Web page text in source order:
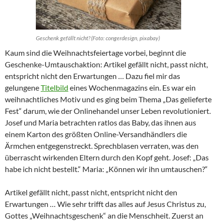
Geschenk gefällt nicht? (Foto: congerdesign, pixabay)
Kaum sind die Weihnachtsfeiertage vorbei, beginnt die
Geschenke-Umtauschaktion: Artikel gefällt nicht, passt nicht,
entspricht nicht den Erwartungen … Dazu fiel mir das
gelungeneTitelbild eines Wochenmagazins ein. Es war ein
weihnachtliches Motiv und es ging beim Thema „Das gelieferte
Fest“ darum, wie der Onlinehandel unser Leben revolutioniert.
Josef und Maria betrachten ratlos das Baby, das ihnen aus
einem Karton des größten Online-Versandhändlers die
Ärmchen entgegenstreckt. Sprechblasen verraten, was den
überrascht wirkenden Eltern durch den Kopf geht. Josef: „Das
habe ich nicht bestellt.“ Maria: „Können wir ihn umtauschen?“
Artikel gefällt nicht, passt nicht, entspricht nicht den
Erwartungen … Wie sehr trifft das alles auf Jesus Christus zu,
Gottes „Weihnachtsgeschenk“ an die Menschheit. Zuerst an